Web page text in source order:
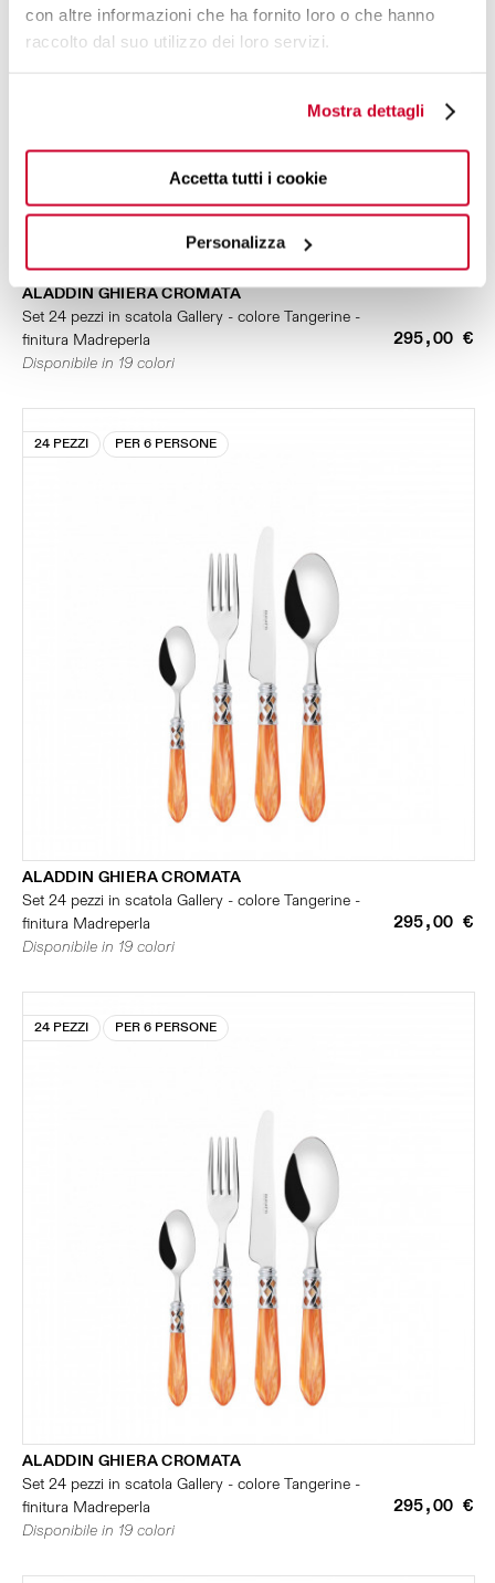
con altre informazioni che ha fornito loro o che hanno
raccolto dal suo utilizzo dei loro servizi.
Mostra dettagli
Accetta tutti i cookie
Personalizza
ALADDIN GHIERA CROMATA
Set 24 pezzi in scatola Gallery - colore Tangerine -
finitura Madreperla
295,00 €
Disponibile in 19 colori
24 PEZZI PER 6 PERSONE
ALADDIN GHIERA CROMATA
Set 24 pezzi in scatola Gallery - colore Tangerine -
finitura Madreperla
295,00 €
Disponibile in 19 colori
24 PEZZI PER 6 PERSONE
ALADDIN GHIERA CROMATA
Set 24 pezzi in scatola Gallery - colore Tangerine -
finitura Madreperla
295,00 €
Disponibile in 19 colori